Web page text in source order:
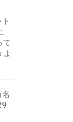
て
よ